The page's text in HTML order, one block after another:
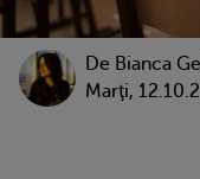
De Bianca
Marţi,